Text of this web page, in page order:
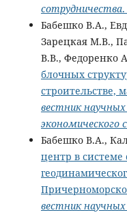
сотрудничества
Бабешко В.А.,
Зарецкая М.В.,
В.В., Федоренко
блочных
строительстве,
вестник
экономического
Бабешко В.А.,
центр в системе
вестник